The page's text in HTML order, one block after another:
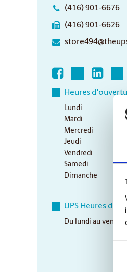
(416) 901-6676
(416) 901-6626
Heures
Lundi
Mardi
Mercredi
Jeudi
Vendredi
Samedi
Dimanche
UPS Heures de
Du lundi au